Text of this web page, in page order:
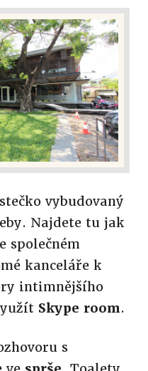
vybudovaný
Najdete tu jak
společném
kanceláře k
intimnějšího
Skype room.
s